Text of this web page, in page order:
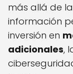
más allá de
información
inversión en
adicionales,